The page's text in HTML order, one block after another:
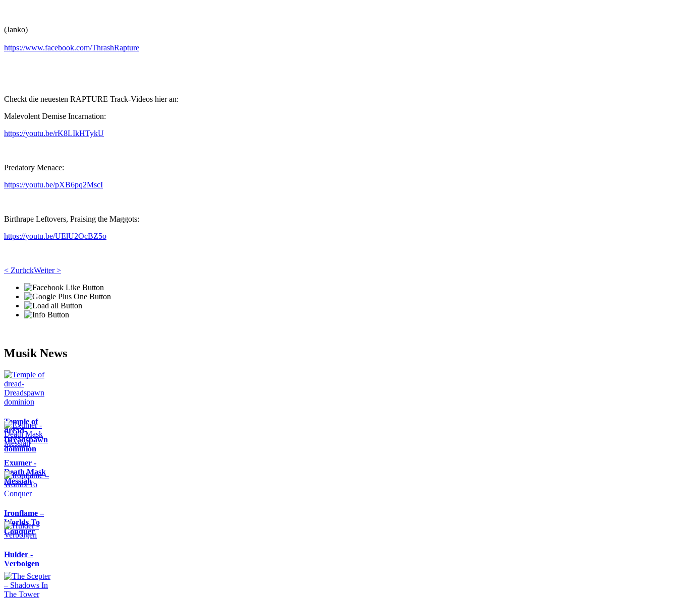
(Janko)
https://www.facebook.com/ThrashRapture
Checkt die neuesten RAPTURE Track-Videos hier an:
Malevolent Demise Incarnation:
https://youtu.be/rK8LIkHTykU
Predatory Menace:
https://youtu.be/pXB6pq2MscI
Birthrape Leftovers, Praising the Maggots:
https://youtu.be/UElU2OcBZ5o
< ZurückWeiter >
Musik News
Temple of
dread-
Dreadspawn
dominion
Exumer -
Death Mask
Messiah
Ironflame –
Worlds To
Conquer
Hulder -
Verbolgen